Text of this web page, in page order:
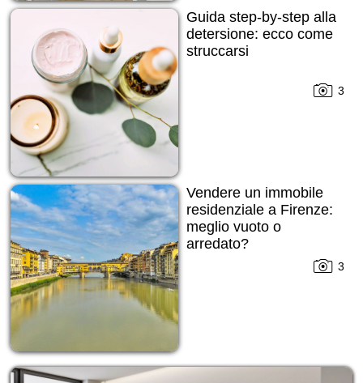
Guida step-by-step alla
detersione: ecco come
struccarsi
3
Vendere un immobile
residenziale a Firenze:
meglio vuoto o
arredato?
3